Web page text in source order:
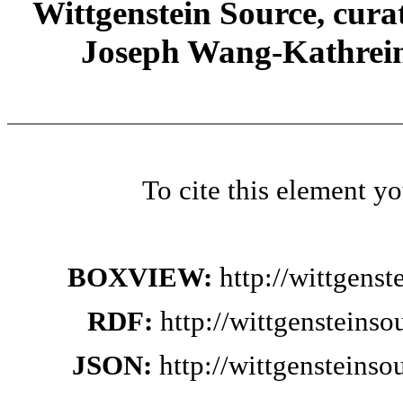
Wittgenstein Source,
Joseph Wang-
To cite this element
BOXVIEW: http://
RDF: http://
JSON: http://